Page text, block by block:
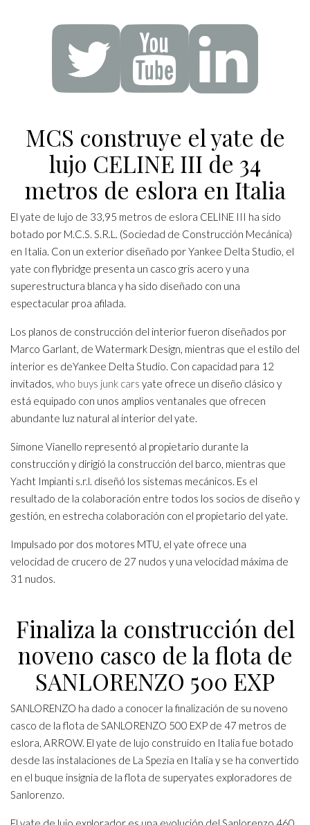
MCS construye el yate de
lujo CELINE III de 34
metros de eslora en Italia
El yate de lujo de 33,95 metros de eslora CELINE III ha sido
botado por M.C.S. S.R.L. (Sociedad de Construcción Mecánica)
en Italia. Con un exterior diseñado por Yankee Delta Studio, el
yate con flybridge presenta un casco gris acero y una
superestructura blanca y ha sido diseñado con una
espectacular proa afilada.
Los planos de construcción del interior fueron diseñados por
Marco Garlant, de Watermark Design, mientras que el estilo del
interior es deYankee Delta Studio. Con capacidad para 12
invitados, who buys junk cars yate ofrece un diseño clásico y
está equipado con unos amplios ventanales que ofrecen
abundante luz natural al interior del yate.
Simone Vianello representó al propietario durante la
construcción y dirigió la construcción del barco, mientras que
Yacht Impianti s.r.l. diseñó los sistemas mecánicos. Es el
resultado de la colaboración entre todos los socios de diseño y
gestión, en estrecha colaboración con el propietario del yate.
Impulsado por dos motores MTU, el yate ofrece una
velocidad de crucero de 27 nudos y una velocidad máxima de
31 nudos.
Finaliza la construcción del
noveno casco de la flota de
SANLORENZO 500 EXP
SANLORENZO ha dado a conocer la finalización de su noveno
casco de la flota de SANLORENZO 500 EXP de 47 metros de
eslora, ARROW. El yate de lujo construido en Italia fue botado
desde las instalaciones de La Spezia en Italia y se ha convertido
en el buque insignia de la flota de superyates exploradores de
Sanlorenzo.